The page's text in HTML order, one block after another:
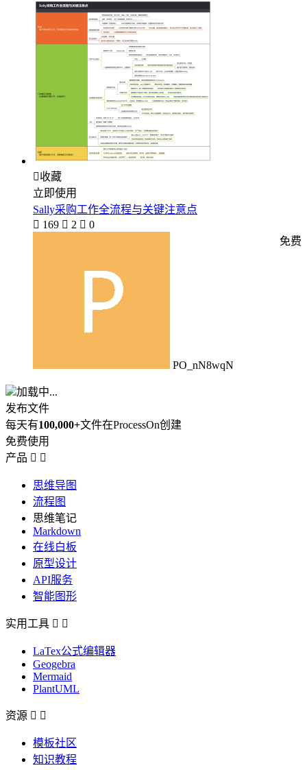
收藏
立即使用
Sally采购工作全流程与关键注意点
 169  2  0
PO_nN8wqN
免费
加载中...
发布文件
每天有100,000+文件在ProcessOn创建
免费使用
产品  
思维导图
流程图
思维笔记
Markdown
在线白板
原型设计
API服务
智能图形
实用工具  
LaTex公式编辑器
Geogebra
Mermaid
PlantUML
资源  
模板社区
知识教程